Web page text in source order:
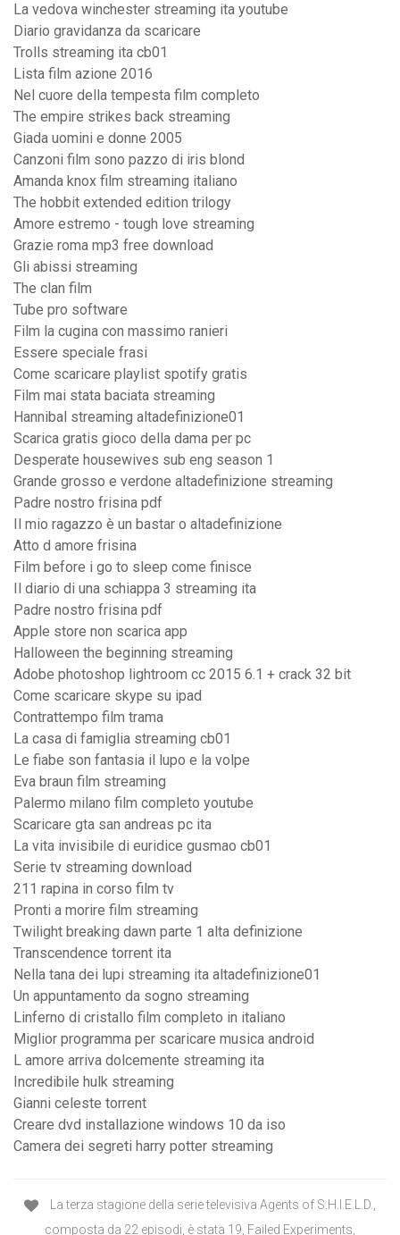
La vedova winchester streaming ita youtube
Diario gravidanza da scaricare
Trolls streaming ita cb01
Lista film azione 2016
Nel cuore della tempesta film completo
The empire strikes back streaming
Giada uomini e donne 2005
Canzoni film sono pazzo di iris blond
Amanda knox film streaming italiano
The hobbit extended edition trilogy
Amore estremo - tough love streaming
Grazie roma mp3 free download
Gli abissi streaming
The clan film
Tube pro software
Film la cugina con massimo ranieri
Essere speciale frasi
Come scaricare playlist spotify gratis
Film mai stata baciata streaming
Hannibal streaming altadefinizione01
Scarica gratis gioco della dama per pc
Desperate housewives sub eng season 1
Grande grosso e verdone altadefinizione streaming
Padre nostro frisina pdf
Il mio ragazzo è un bastar o altadefinizione
Atto d amore frisina
Film before i go to sleep come finisce
Il diario di una schiappa 3 streaming ita
Padre nostro frisina pdf
Apple store non scarica app
Halloween the beginning streaming
Adobe photoshop lightroom cc 2015 6.1 + crack 32 bit
Come scaricare skype su ipad
Contrattempo film trama
La casa di famiglia streaming cb01
Le fiabe son fantasia il lupo e la volpe
Eva braun film streaming
Palermo milano film completo youtube
Scaricare gta san andreas pc ita
La vita invisibile di euridice gusmao cb01
Serie tv streaming download
211 rapina in corso film tv
Pronti a morire film streaming
Twilight breaking dawn parte 1 alta definizione
Transcendence torrent ita
Nella tana dei lupi streaming ita altadefinizione01
Un appuntamento da sogno streaming
Linferno di cristallo film completo in italiano
Miglior programma per scaricare musica android
L amore arriva dolcemente streaming ita
Incredibile hulk streaming
Gianni celeste torrent
Creare dvd installazione windows 10 da iso
Camera dei segreti harry potter streaming
La terza stagione della serie televisiva Agents of S.H.I.E.L.D.,
composta da 22 episodi, è stata 19, Failed Experiments,